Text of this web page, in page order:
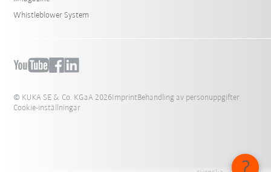
Whistleblower System
© KUKA SE & Co. KGaA 2026ImprintBehandling av personuppgifter
Cookie-inställningar